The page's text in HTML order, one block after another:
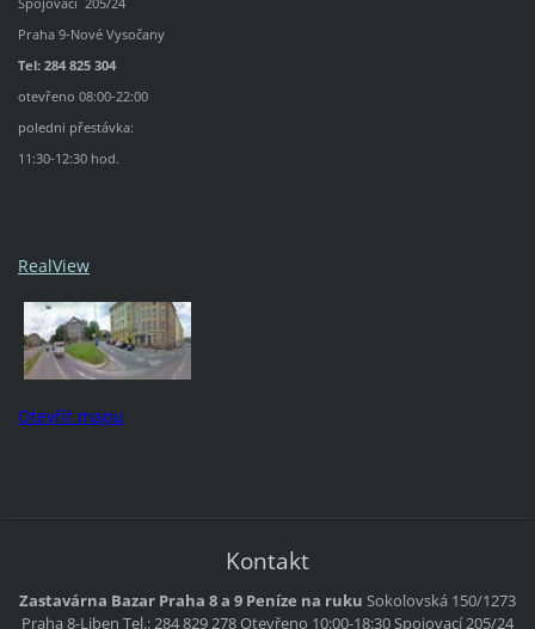
Praha 9-Nové Vysočany
Tel: 284 825 304
otevřeno 08:00-22:00
poledni přestávka:
11:30-12:30 hod.
RealView
Otevřít mapu
Kontakt
Zastavárna Bazar Praha 8 a 9 Peníze na ruku Sokolovská 150/1273
Praha 8-Liben Tel.: 284 829 278Otevřeno 10:00-18:30Spojovací 205/24